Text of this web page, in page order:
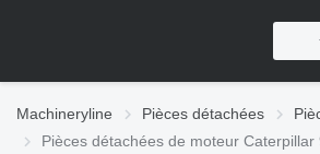
Machineryline Pièces détachées
Pièces détachées de moteur